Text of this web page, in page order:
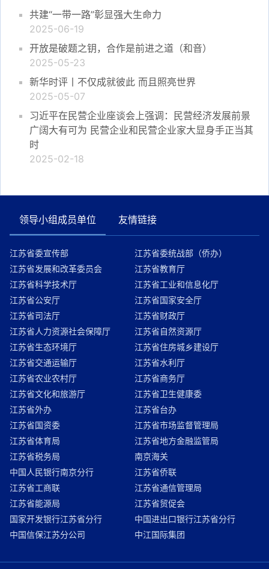
共建“一带一路”彰显强大生命力
2025-06-19
开放是破题之钥，合作是前进之道（和音）
2025-05-23
新华时评丨不仅成就彼此 而且照亮世界
2025-05-07
习近平在民营企业座谈会上强调：民营经济发展前景
广阔大有可为 民营企业和民营企业家大显身手正当其
时
2025-02-18
领导小组成员单位 友情链接
江苏省委宣传部
江苏省委统战部（侨办）
江苏省发展和改革委员会
江苏省教育厅
江苏省科学技术厅
江苏省工业和信息化厅
江苏省公安厅
江苏省国家安全厅
江苏省司法厅
江苏省财政厅
江苏省人力资源社会保障厅
江苏省自然资源厅
江苏省生态环境厅
江苏省住房城乡建设厅
江苏省交通运输厅
江苏省水利厅
江苏省农业农村厅
江苏省商务厅
江苏省文化和旅游厅
江苏省卫生健康委
江苏省外办
江苏省台办
江苏省国资委
江苏省市场监督管理局
江苏省体育局
江苏省地方金融监管局
江苏省税务局
南京海关
中国人民银行南京分行
江苏省侨联
江苏省工商联
江苏省通信管理局
江苏省能源局
江苏省贸促会
国家开发银行江苏省分行
中国进出口银行江苏省分行
中国信保江苏分公司
中江国际集团